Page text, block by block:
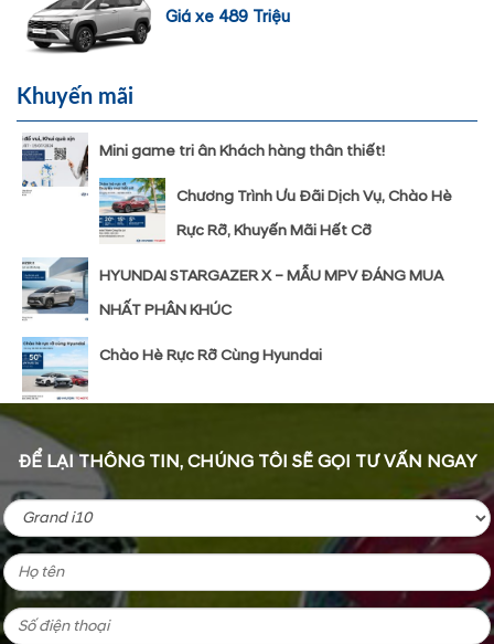
Giá xe 489 Triệu
Khuyến mãi
Mini game tri ân Khách hàng thân thiết!
Chương Trình Ưu Đãi Dịch Vụ, Chào Hè
Rực Rỡ, Khuyến Mãi Hết Cỡ
HYUNDAI STARGAZER X – MẪU MPV ĐÁNG MUA
NHẤT PHÂN KHÚC
Chào Hè Rực Rỡ Cùng Hyundai
ĐỂ LẠI THÔNG TIN, CHÚNG TÔI SẼ GỌI TƯ VẤN NGAY